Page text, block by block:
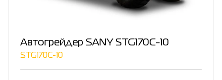
Автогрейдер SANY STG170C-10
STG170C-10